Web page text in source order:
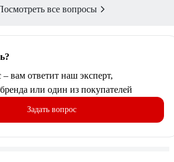
все вопросы
– вам ответит наш эксперт,
или один из покупателей
Задать вопрос